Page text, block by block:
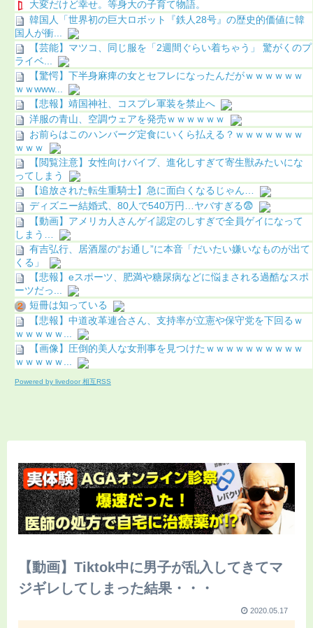
大変だけど幸せ。等身大の子育て物語。
韓国人「世界初の巨大ロボット『鉄人28号』の歴史的価値に韓
国人が衝...
【芸能】マツコ、同じ服を「2週間ぐらい着ちゃう」 驚がくのプ
ライベ...
【驚愕】下半身麻痺の女とセフレになったんだがｗｗｗｗｗｗ
ｗｗwww...
【悲報】靖国神社、コスプレ軍装を禁止へ
洋服の青山、空調ウェアを発売ｗｗｗｗｗｗ
お前らはこのハンバーグ定食にいくら払える？ｗｗｗｗｗｗｗ
ｗｗｗ
【閲覧注意】女性向けバイブ、進化しすぎて寄生獣みたいにな
ってしまう
【追放された転生重騎士】急に面白くなるじゃん…
ディズニー結婚式、80人で540万円…ヤバすぎる😨
【動画】アメリカ人さんゲイ認定のしすぎで全員ゲイになって
しまう…
有吉弘行、居酒屋の“お通し”に本音「だいたい嫌いなものが出て
くる」
【悲報】eスポーツ、肥満や糖尿病などに悩まされる過酷なスポ
ーツだっ...
短冊は知っている
【悲報】中道改革連合さん、支持率が立憲や保守党を下回るｗ
ｗｗｗｗｗ...
【画像】圧倒的美人な女刑事を見つけたｗｗｗｗｗｗｗｗｗｗ
ｗｗｗｗｗ...
Powered by livedoor 相互RSS
【動画】Tiktok中に男子が乱入してきてマ
ジギレしてしまった結果・・・
2020.05.17